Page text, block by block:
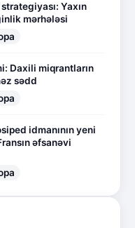
Yaxın
mərhələsi
Daxili miqrantların
sədd
idmanının yeni
əfsanəvi